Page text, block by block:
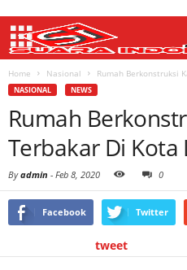
Home Nasional Rumah Berkonstruksi
NASIONAL NEWS
Rumah
Terbakar Di
Byadmin - Feb 8, 2020 0
Facebook Twitter
tweet